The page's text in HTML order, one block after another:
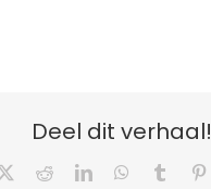
Deel dit verhaal!
RedditLinkedInWhatsApp
Tumblr